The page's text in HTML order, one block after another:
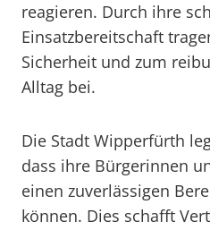
reagieren. Durch ihre
Einsatzbereitschaft
Sicherheit und zum
Alltag bei.
Die Stadt Wipperfürth
dass ihre Bürgerinnen
einen zuverlässigen
können. Dies schafft